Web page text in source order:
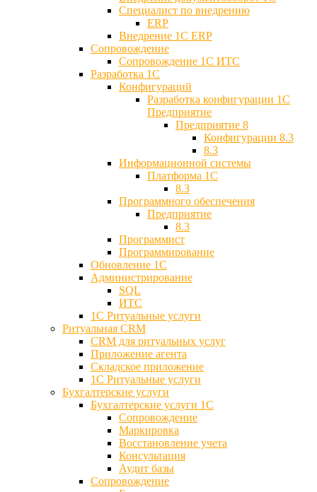
Специалист по внедрению
ERP
Внедрение 1С ERP
Cопровождение
Cопровождение 1С ИТС
Разработка 1C
Конфигураций
Разработка конфигурации 1С
Предприятие
Предприятие 8
Конфигурации 8.3
8.3
Информационной системы
Платформа 1С
8.3
Программного обеспечения
Предприятие
8.3
Программист
Программирование
Обновление 1С
Администрирование
SQL
ИТС
1С Ритуальные услуги
Ритуальная CRM
CRM для ритуальных услуг
Приложение агента
Складское приложение
1С Ритуальные услуги
Бухгалтерские услуги
Бухгалтерские услуги 1С
Сопровождение
Маркировка
Восстановление учета
Консультация
Аудит базы
Cопровождение